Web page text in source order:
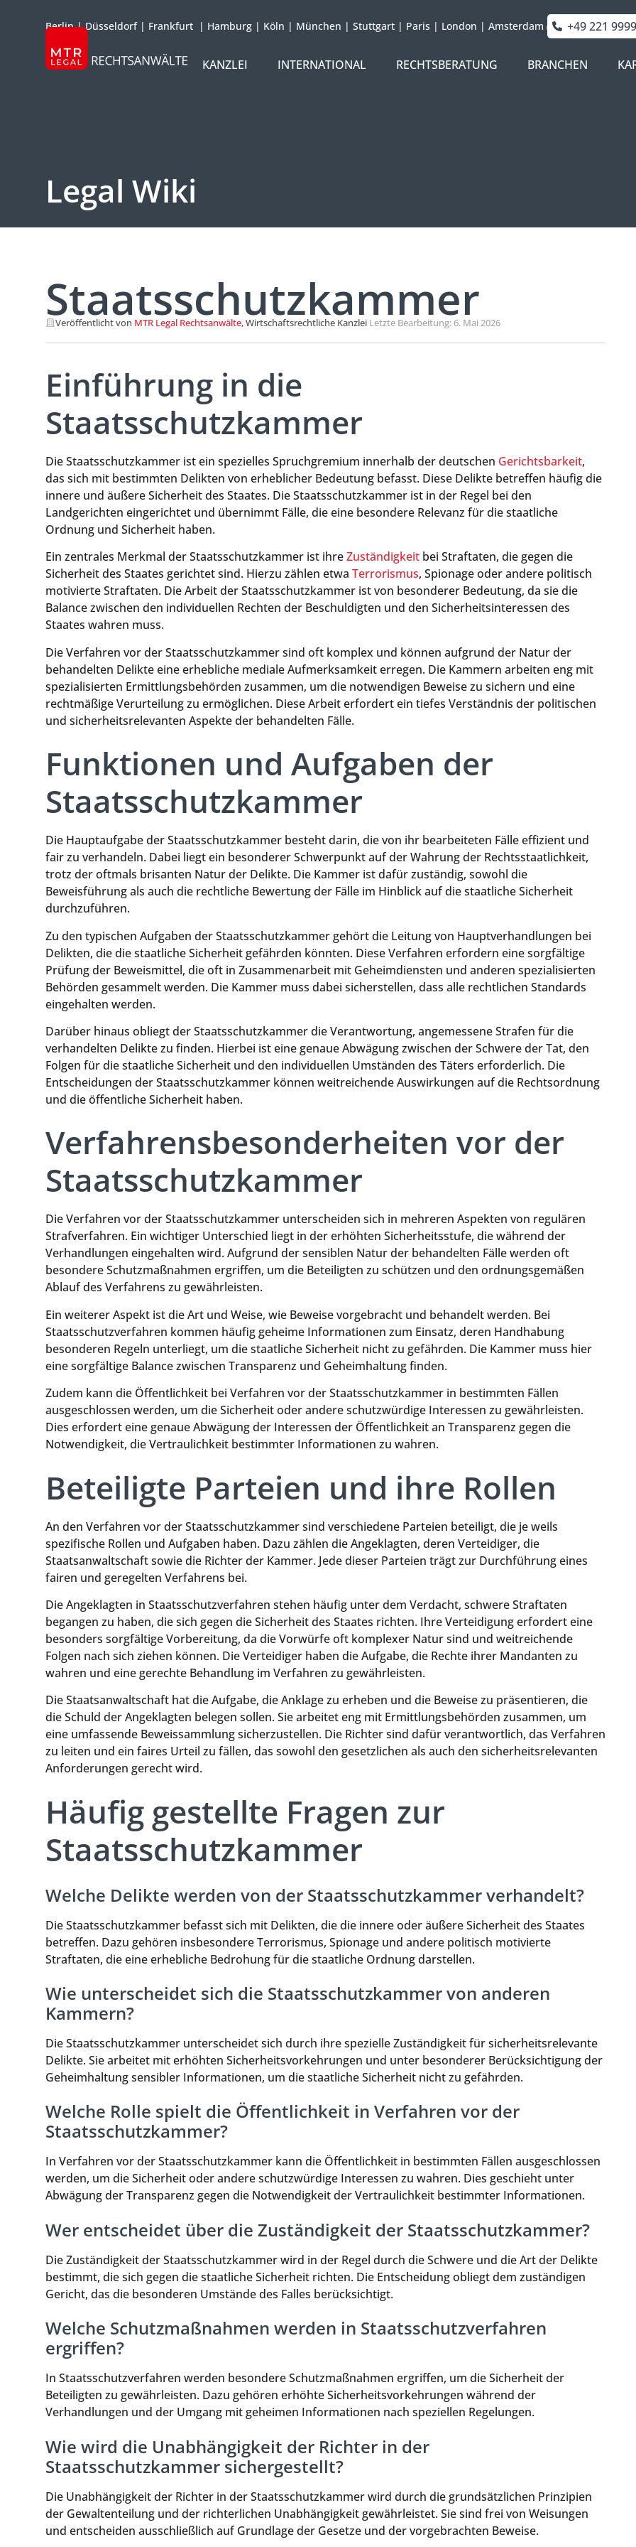
Berlin|Düsseldorf| Frankfurt | Hamburg | Köln | München | Stuttgart | Paris | London | Amsterdam +49 221
KANZLEI
INTERNATIONAL RECHTSBERATUNG BRANCHEN
Legal Wiki
Staatsschutzkammer
Veröffentlicht von MTR Legal Rechtsanwälte, Wirtschaftsrechtliche Kanzlei·Letzte Bearbeitung: 6. Mai 2026
Einführung in die
Staatsschutzkammer
Die Staatsschutzkammer ist ein spezielles Spruchgremium innerhalb der deutschen Gerichtsbarkeit,
das sich mit bestimmten Delikten von erheblicher Bedeutung befasst. Diese Delikte betreffen häufig die
innere und äußere Sicherheit des Staates. Die Staatsschutzkammer ist in der Regel bei den
Landgerichten eingerichtet und übernimmt Fälle, die eine besondere Relevanz für die staatliche
Ordnung und Sicherheit haben.
Ein zentrales Merkmal der Staatsschutzkammer ist ihreZuständigkeit bei Straftaten, die gegen die
Sicherheit des Staates gerichtet sind. Hierzu zählen etwa Terrorismus, Spionage oder andere politisch
motivierte Straftaten. Die Arbeit der Staatsschutzkammer ist von besonderer Bedeutung, da sie die
Balance zwischen den individuellen Rechten der Beschuldigten und den Sicherheitsinteressen des
Staates wahren muss.
Die Verfahren vor der Staatsschutzkammer sind oft komplex und können aufgrund der Natur der
behandelten Delikte eine erhebliche mediale Aufmerksamkeit erregen. Die Kammern arbeiten eng mit
spezialisierten Ermittlungsbehörden zusammen, um die notwendigen Beweise zu sichern und eine
rechtmäßige Verurteilung zu ermöglichen. Diese Arbeit erfordert ein tiefes Verständnis der politischen
und sicherheitsrelevanten Aspekte der behandelten Fälle.
Funktionen und Aufgaben der
Staatsschutzkammer
Die Hauptaufgabe der Staatsschutzkammer besteht darin, die von ihr bearbeiteten Fälle effizient und
fair zu verhandeln. Dabei liegt ein besonderer Schwerpunkt auf der Wahrung der Rechtsstaatlichkeit,
trotz der oftmals brisanten Natur der Delikte. Die Kammer ist dafür zuständig, sowohl die
Beweisführung als auch die rechtliche Bewertung der Fälle im Hinblick auf die staatliche Sicherheit
durchzuführen.
Zu den typischen Aufgaben der Staatsschutzkammer gehört die Leitung von Hauptverhandlungen bei
Delikten, die die staatliche Sicherheit gefährden könnten. Diese Verfahren erfordern eine sorgfältige
Prüfung der Beweismittel, die oft in Zusammenarbeit mit Geheimdiensten und anderen spezialisierten
Behörden gesammelt werden. Die Kammer muss dabei sicherstellen, dass alle rechtlichen Standards
eingehalten werden.
Darüber hinaus obliegt der Staatsschutzkammer die Verantwortung, angemessene Strafen für die
verhandelten Delikte zu finden. Hierbei ist eine genaue Abwägung zwischen der Schwere der Tat, den
Folgen für die staatliche Sicherheit und den individuellen Umständen des Täters erforderlich. Die
Entscheidungen der Staatsschutzkammer können weitreichende Auswirkungen auf die Rechtsordnung
und die öffentliche Sicherheit haben.
Verfahrensbesonderheiten vor der
Staatsschutzkammer
Die Verfahren vor der Staatsschutzkammer unterscheiden sich in mehreren Aspekten von regulären
Strafverfahren. Ein wichtiger Unterschied liegt in der erhöhten Sicherheitsstufe, die während der
Verhandlungen eingehalten wird. Aufgrund der sensiblen Natur der behandelten Fälle werden oft
besondere Schutzmaßnahmen ergriffen, um die Beteiligten zu schützen und den ordnungsgemäßen
Ablauf des Verfahrens zu gewährleisten.
Ein weiterer Aspekt ist die Art und Weise, wie Beweise vorgebracht und behandelt werden. Bei
Staatsschutzverfahren kommen häufig geheime Informationen zum Einsatz, deren Handhabung
besonderen Regeln unterliegt, um die staatliche Sicherheit nicht zu gefährden. Die Kammer muss hier
eine sorgfältige Balance zwischen Transparenz und Geheimhaltung finden.
Zudem kann die Öffentlichkeit bei Verfahren vor der Staatsschutzkammer in bestimmten Fällen
ausgeschlossen werden, um die Sicherheit oder andere schutzwürdige Interessen zu gewährleisten.
Dies erfordert eine genaue Abwägung der Interessen der Öffentlichkeit an Transparenz gegen die
Notwendigkeit, die Vertraulichkeit bestimmter Informationen zu wahren.
Beteiligte Parteien und ihre Rollen
An den Verfahren vor der Staatsschutzkammer sind verschiedene Parteien beteiligt, die je weils
spezifische Rollen und Aufgaben haben. Dazu zählen die Angeklagten, deren Verteidiger, die
Staatsanwaltschaft sowie die Richter der Kammer. Jede dieser Parteien trägt zur Durchführung eines
fairen und geregelten Verfahrens bei.
Die Angeklagten in Staatsschutzverfahren stehen häufig unter dem Verdacht, schwere Straftaten
begangen zu haben, die sich gegen die Sicherheit des Staates richten. Ihre Verteidigung erfordert eine
besonders sorgfältige Vorbereitung, da die Vorwürfe oft komplexer Natur sind und weitreichende
Folgen nach sich ziehen können. Die Verteidiger haben die Aufgabe, die Rechte ihrer Mandanten zu
wahren und eine gerechte Behandlung im Verfahren zu gewährleisten.
Die Staatsanwaltschaft hat die Aufgabe, die Anklage zu erheben und die Beweise zu präsentieren, die
die Schuld der Angeklagten belegen sollen. Sie arbeitet eng mit Ermittlungsbehörden zusammen, um
eine umfassende Beweissammlung sicherzustellen. Die Richter sind dafür verantwortlich, das Verfahren
zu leiten und ein faires Urteil zu fällen, das sowohl den gesetzlichen als auch den sicherheitsrelevanten
Anforderungen gerecht wird.
Häufig gestellte Fragen zur
Staatsschutzkammer
Welche Delikte werden von der Staatsschutzkammer verhandelt?
Die Staatsschutzkammer befasst sich mit Delikten, die die innere oder äußere Sicherheit des Staates
betreffen. Dazu gehören insbesondere Terrorismus, Spionage und andere politisch motivierte
Straftaten, die eine erhebliche Bedrohung für die staatliche Ordnung darstellen.
Wie unterscheidet sich die Staatsschutzkammer von anderen
Kammern?
Die Staatsschutzkammer unterscheidet sich durch ihre spezielle Zuständigkeit für sicherheitsrelevante
Delikte. Sie arbeitet mit erhöhten Sicherheitsvorkehrungen und unter besonderer Berücksichtigung der
Geheimhaltung sensibler Informationen, um die staatliche Sicherheit nicht zu gefährden.
Welche Rolle spielt die Öffentlichkeit in Verfahren vor der
Staatsschutzkammer?
In Verfahren vor der Staatsschutzkammer kann die Öffentlichkeit in bestimmten Fällen ausgeschlossen
werden, um die Sicherheit oder andere schutzwürdige Interessen zu wahren. Dies geschieht unter
Abwägung der Transparenz gegen die Notwendigkeit der Vertraulichkeit bestimmter Informationen.
Wer entscheidet über die Zuständigkeit der Staatsschutzkammer?
Die Zuständigkeit der Staatsschutzkammer wird in der Regel durch die Schwere und die Art der Delikte
bestimmt, die sich gegen die staatliche Sicherheit richten. Die Entscheidung obliegt dem zuständigen
Gericht, das die besonderen Umstände des Falles berücksichtigt.
Welche Schutzmaßnahmen werden in Staatsschutzverfahren
ergriffen?
In Staatsschutzverfahren werden besondere Schutzmaßnahmen ergriffen, um die Sicherheit der
Beteiligten zu gewährleisten. Dazu gehören erhöhte Sicherheitsvorkehrungen während der
Verhandlungen und der Umgang mit geheimen Informationen nach speziellen Regelungen.
Wie wird die Unabhängigkeit der Richter in der
Staatsschutzkammer sichergestellt?
Die Unabhängigkeit der Richter in der Staatsschutzkammer wird durch die grundsätzlichen Prinzipien
der Gewaltenteilung und der richterlichen Unabhängigkeit gewährleistet. Sie sind frei von Weisungen
und entscheiden ausschließlich auf Grundlage der Gesetze und der vorgebrachten Beweise.